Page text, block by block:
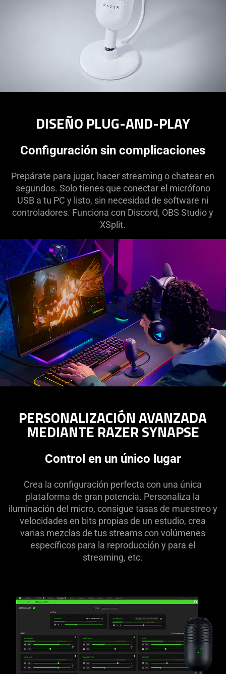
DISEÑO PLUG-AND-PLAY
Configuración sin complicaciones
Prepárate para jugar, hacer streaming o chatear en
segundos. Solo tienes que conectar el micrófono
USB a tu PC y listo, sin necesidad de software ni
controladores. Funciona con Discord, OBS Studio y
XSplit.
PERSONALIZACIÓN AVANZADA
MEDIANTE RAZER SYNAPSE
Control en un único lugar
Crea la configuración perfecta con una única
plataforma de gran potencia. Personaliza la
iluminación del micro, consigue tasas de muestreo y
velocidades en bits propias de un estudio, crea
varias mezclas de tus streams con volúmenes
específicos para la reproducción y para el
streaming, etc.